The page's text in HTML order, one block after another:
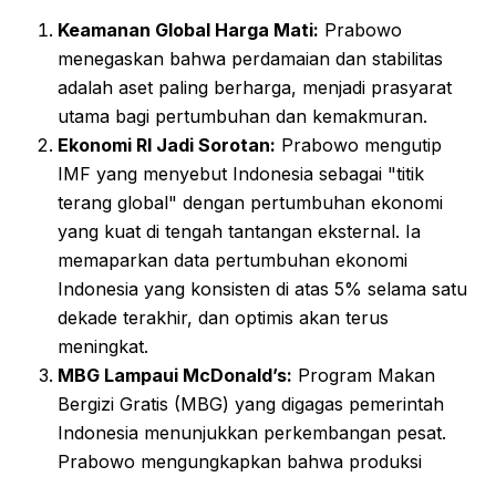
Keamanan Global Harga Mati: Prabowo
menegaskan bahwa perdamaian dan stabilitas
adalah aset paling berharga, menjadi prasyarat
utama bagi pertumbuhan dan kemakmuran.
Ekonomi RI Jadi Sorotan: Prabowo mengutip
IMF yang menyebut Indonesia sebagai "titik
terang global" dengan pertumbuhan ekonomi
yang kuat di tengah tantangan eksternal. Ia
memaparkan data pertumbuhan ekonomi
Indonesia yang konsisten di atas 5% selama satu
dekade terakhir, dan optimis akan terus
meningkat.
MBG Lampaui McDonald’s: Program Makan
Bergizi Gratis (MBG) yang digagas pemerintah
Indonesia menunjukkan perkembangan pesat.
Prabowo mengungkapkan bahwa produksi